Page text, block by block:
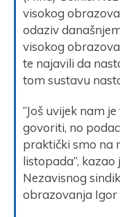
visokog
odaziv
visokog
te najavili da
tom sustavu
“Još uvijek nam
govoriti, no
praktički smo na
listopada”,
Nezavisnog
obrazovanja Igor